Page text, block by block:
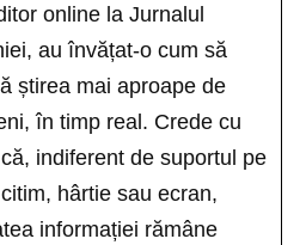
online la Jurnalul
au învățat-o cum să
știrea mai aproape de
în timp real. Crede cu
indiferent de suportul pe
hârtie sau ecran,
informației rămâne